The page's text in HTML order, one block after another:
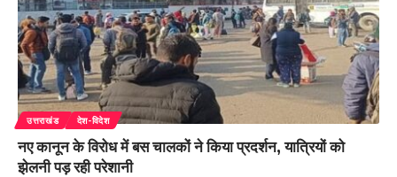
उत्तराखंड देश-विदेश
नए कानून के विरोध में बस चालकों ने किया प्रदर्शन, यात्रियों को
झेलनी पड़ रही परेशानी